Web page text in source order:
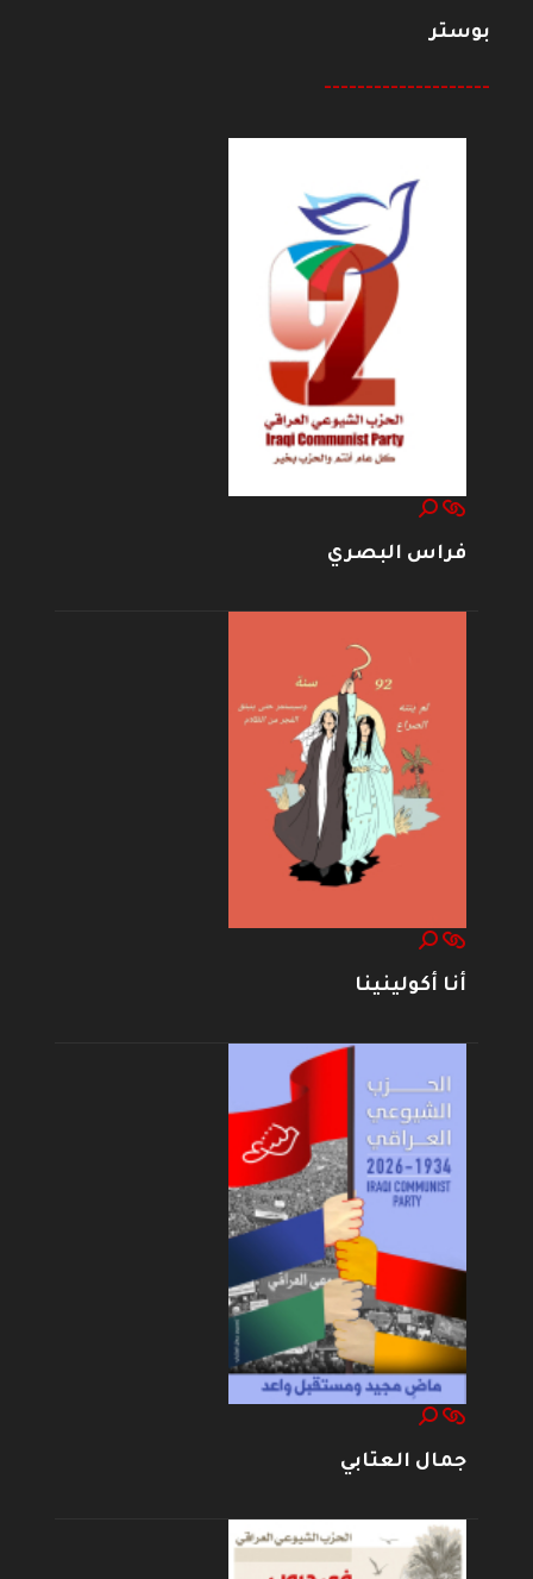
بوستر
--------------------
فراس البصري
أنا أكولينينا
جمال العتابي